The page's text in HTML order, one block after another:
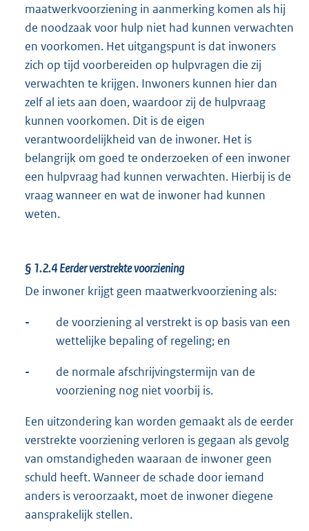
maatwerkvoorziening in aanmerking komen als hij
de noodzaak voor hulp niet had kunnen verwachten
en voorkomen. Het uitgangspunt is dat inwoners
zich op tijd voorbereiden op hulpvragen die zij
verwachten te krijgen. Inwoners kunnen hier dan
zelf al iets aan doen, waardoor zij de hulpvraag
kunnen voorkomen. Dit is de eigen
verantwoordelijkheid van de inwoner. Het is
belangrijk om goed te onderzoeken of een inwoner
een hulpvraag had kunnen verwachten. Hierbij is de
vraag wanneer en wat de inwoner had kunnen
weten.
§ 1.2.4Eerder verstrekte voorziening
De inwoner krijgt geen maatwerkvoorziening als:
-
de voorziening al verstrekt is op basis van een
wettelijke bepaling of regeling; en
-
de normale afschrijvingstermijn van de
voorziening nog niet voorbij is.
Een uitzondering kan worden gemaakt als de eerder
verstrekte voorziening verloren is gegaan als gevolg
van omstandigheden waaraan de inwoner geen
schuld heeft. Wanneer de schade door iemand
anders is veroorzaakt, moet de inwoner diegene
aansprakelijk stellen.